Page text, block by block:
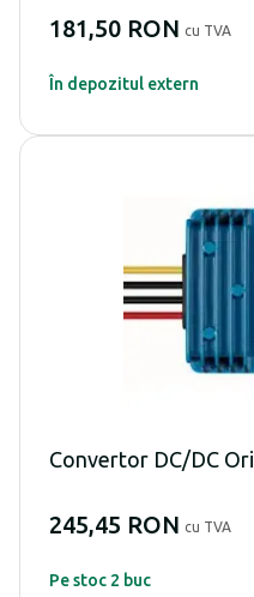
181,50 RON cu TVA
În depozitul extern
Convertor DC/DC
245,45 RON cu TVA
Pe stoc 2 buc